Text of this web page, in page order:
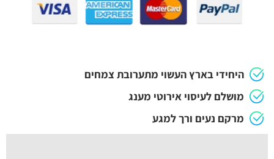
היחידי בארץ העשוי מתערובת צמחים
מושלם לעיסוי אירוטי מענג
מרקם נעים ורך למגע